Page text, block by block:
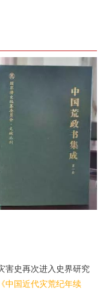
害史再次进入史界研究
中国近代灾荒纪年续